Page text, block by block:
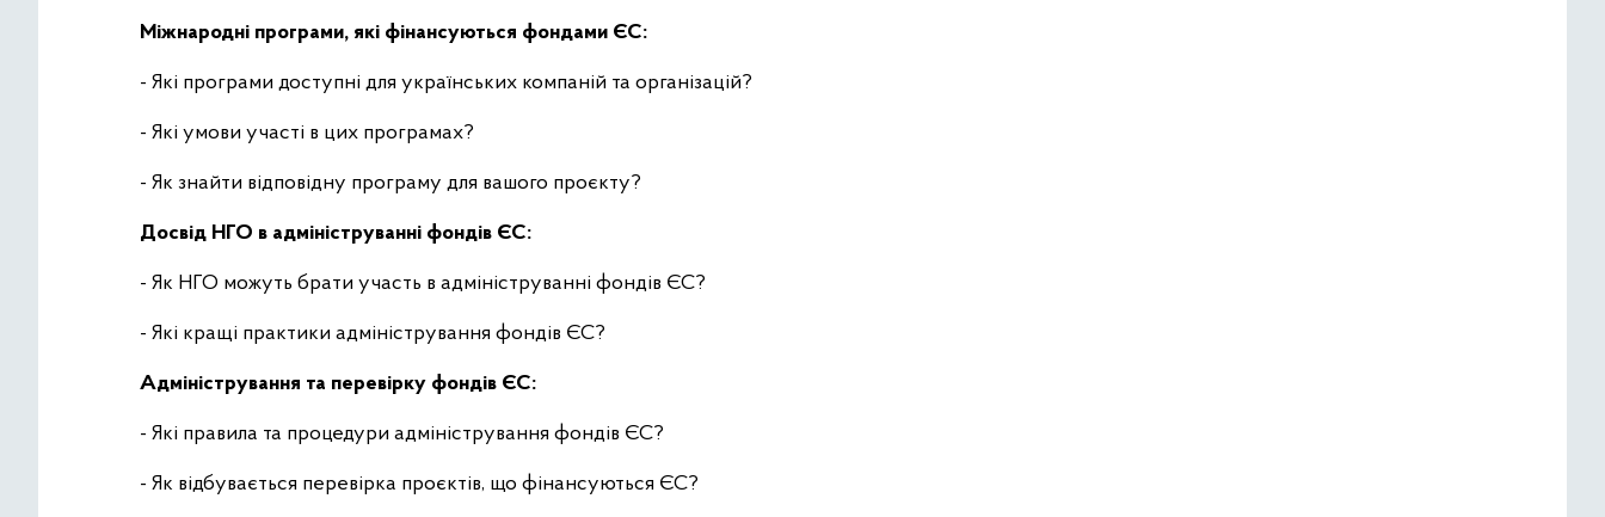
Міжнародні програми, які фінансуються фондами ЄС:
- Які програми доступні для українських компаній та організацій?
- Які умови участі в цих програмах?
- Як знайти відповідну програму для вашого проєкту?
Досвід НГО в адмініструванні фондів ЄС:
- Як НГО можуть брати участь в адмініструванні фондів ЄС?
- Які кращі практики адміністрування фондів ЄС?
Адміністрування та перевірку фондів ЄС:
- Які правила та процедури адміністрування фондів ЄС?
- Як відбувається перевірка проєктів, що фінансуються ЄС?